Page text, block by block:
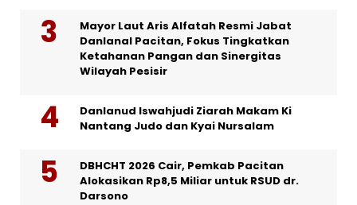
Mayor Laut Aris Alfatah Resmi Jabat
Danlanal Pacitan, Fokus Tingkatkan
Ketahanan Pangan dan Sinergitas
Wilayah Pesisir
Danlanud Iswahjudi Ziarah Makam Ki
Nantang Judo dan Kyai Nursalam
DBHCHT 2026 Cair, Pemkab Pacitan
Alokasikan Rp8,5 Miliar untuk RSUD dr.
Darsono